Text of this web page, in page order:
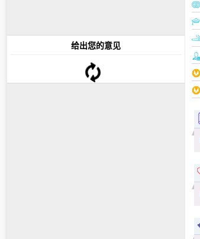
给出您的意见